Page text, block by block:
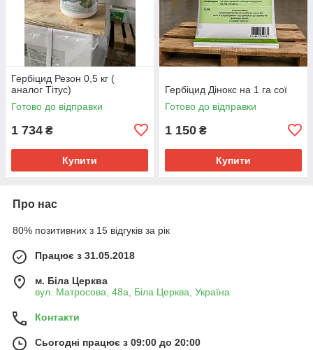
Гербіцид Резон 0,5 кг (
аналог Тітус)
Готово до відправки
1 734 ₴
Купити
Гербіцид Дінокс на 1 га сої
Готово до відправки
1 150 ₴
Купити
Про нас
80% позитивних з 15 відгуків за рік
Працює з 31.05.2018
м. Біла Церква
вул. Матросова, 48а, Біла Церква, Україна
Контакти
Сьогодні працює з 09:00 до 20:00